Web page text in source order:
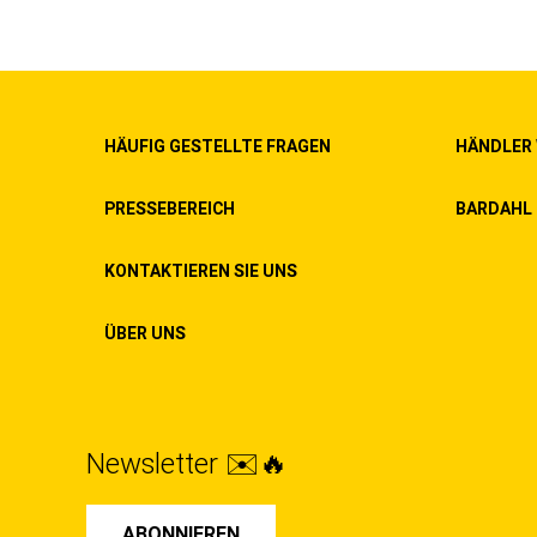
HÄUFIG GESTELLTE FRAGEN
PRESSEBEREICH
KONTAKTIEREN SIE UNS
ÜBER UNS
HÄNDLER
Newsletter ✉️🔥